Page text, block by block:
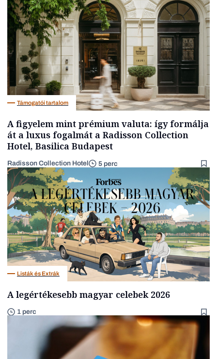
Fintech
Támogatói tartalom
A figyelem mint prémium valuta: így formálja
át a luxus fogalmát a Radisson Collection
Hotel, Basilica Budapest
Radisson Collection Hotel 5 perc
Listák és Extrák
A legértékesebb magyar celebek 2026
1 perc